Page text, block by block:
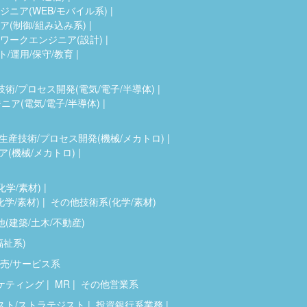
ニア(WEB/モバイル系)
(制御/組み込み系)
ークエンジニア(設計)
/運用/保守/教育
術/プロセス開発(電気/電子/半導体)
ア(電気/電子/半導体)
産技術/プロセス開発(機械/メカトロ)
(機械/メカトロ)
学/素材)
学/素材)
その他技術系(化学/素材)
(建築/土木/不動産)
祉系)
/サービス系
ティング MR
その他営業系
ト/ストラテジスト 投資銀行系業務